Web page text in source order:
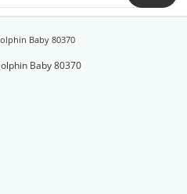
Baby 80370